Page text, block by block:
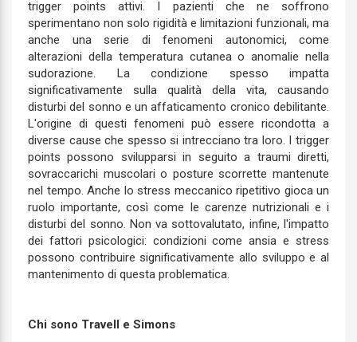
trigger points attivi. I pazienti che ne soffrono
sperimentano non solo rigidità e limitazioni funzionali, ma
anche una serie di fenomeni autonomici, come
alterazioni della temperatura cutanea o anomalie nella
sudorazione. La condizione spesso impatta
significativamente sulla qualità della vita, causando
disturbi del sonno e un affaticamento cronico debilitante.
L'origine di questi fenomeni può essere ricondotta a
diverse cause che spesso si intrecciano tra loro. I trigger
points possono svilupparsi in seguito a traumi diretti,
sovraccarichi muscolari o posture scorrette mantenute
nel tempo. Anche lo stress meccanico ripetitivo gioca un
ruolo importante, così come le carenze nutrizionali e i
disturbi del sonno. Non va sottovalutato, infine, l'impatto
dei fattori psicologici: condizioni come ansia e stress
possono contribuire significativamente allo sviluppo e al
mantenimento di questa problematica.
Chi sono Travell e Simons